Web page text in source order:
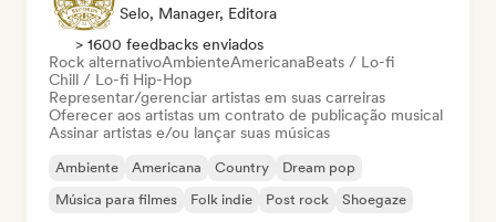
Selo, Manager, Editora
> 1600 feedbacks enviados
Rock alternativoAmbienteAmericanaBeats / Lo-fi
Chill / Lo-fi Hip-Hop
Representar/gerenciar artistas em suas carreiras
Oferecer aos artistas um contrato de publicação musical
Assinar artistas e/ou lançar suas músicas
Ambiente Americana Country
Dream pop
Música para filmes
Folk indie Post rock Shoegaze